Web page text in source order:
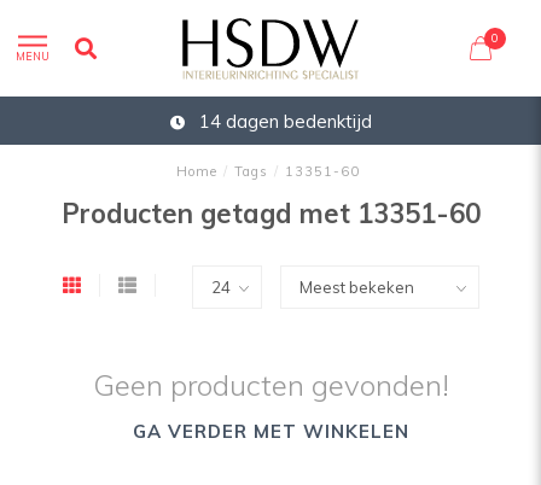
MENU
0
14 dagen bedenktijd
Home / Tags / 13351-60
Producten getagd met 13351-60
Geen producten gevonden!
GA VERDER MET WINKELEN